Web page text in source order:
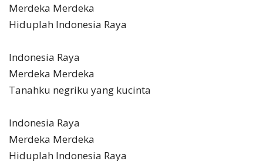
Merdeka Merdeka
Hiduplah Indonesia Raya
Indonesia Raya
Merdeka Merdeka
Tanahku negriku yang kucinta
Indonesia Raya
Merdeka Merdeka
Hiduplah Indonesia Raya